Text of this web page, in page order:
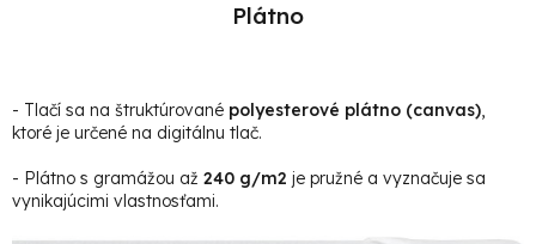
Plátno
- Tlačí sa na štruktúrované polyesterové plátno (canvas),
ktoré je určené na digitálnu tlač.
- Plátno s gramážou až 240 g/m2 je pružné a vyznačuje sa
vynikajúcimi vlastnosťami.